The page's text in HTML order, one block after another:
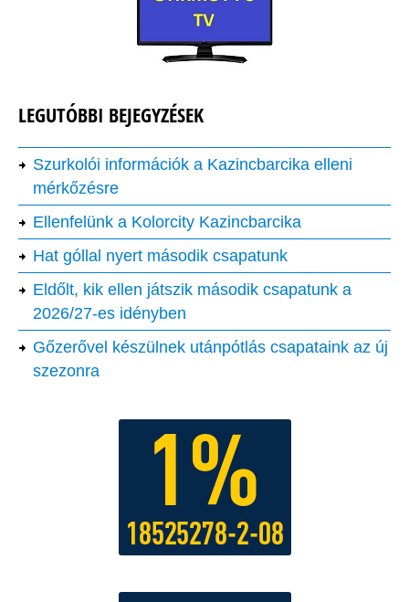
LEGUTÓBBI BEJEGYZÉSEK
Szurkolói információk a Kazincbarcika elleni
mérkőzésre
Ellenfelünk a Kolorcity Kazincbarcika
Hat góllal nyert második csapatunk
Eldőlt, kik ellen játszik második csapatunk a
2026/27-es idényben
Gőzerővel készülnek utánpótlás csapataink az új
szezonra